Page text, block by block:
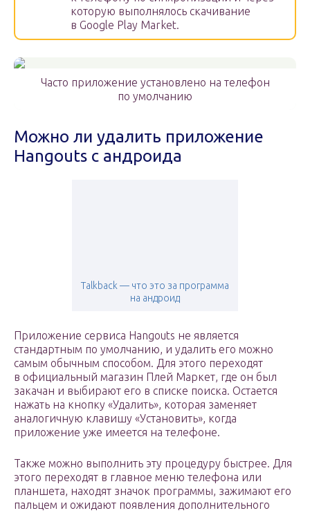
которую выполнялось скачивание
в Google Play Market.
Часто приложение установлено на телефон
по умолчанию
Можно ли удалить приложение
Hangouts с андроида
Talkback — что это за программа
на андроид
Приложение сервиса Hangouts не является
стандартным по умолчанию, и удалить его можно
самым обычным способом. Для этого переходят
в официальный магазин Плей Маркет, где он был
закачан и выбирают его в списке поиска. Остается
нажать на кнопку «Удалить», которая заменяет
аналогичную клавишу «Установить», когда
приложение уже имеется на телефоне.
Также можно выполнить эту процедуру быстрее. Для
этого переходят в главное меню телефона или
планшета, находят значок программы, зажимают его
пальцем и ожидают появления дополнительного